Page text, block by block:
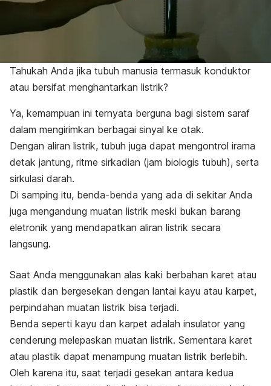
Tahukah Anda jika tubuh manusia termasuk konduktor
atau bersifat menghantarkan listrik?
Ya, kemampuan ini ternyata berguna bagi sistem saraf
dalam mengirimkan berbagai sinyal ke otak.
Dengan aliran listrik, tubuh juga dapat mengontrol irama
detak jantung, ritme sirkadian (jam biologis tubuh), serta
sirkulasi darah.
Di samping itu, benda-benda yang ada di sekitar Anda
juga mengandung muatan listrik meski bukan barang
eletronik yang mendapatkan aliran listrik secara
langsung.
Saat Anda menggunakan alas kaki berbahan karet atau
plastik dan bergesekan dengan lantai kayu atau karpet,
perpindahan muatan listrik bisa terjadi.
Benda seperti kayu dan karpet adalah insulator yang
cenderung melepaskan muatan listrik. Sementara karet
atau plastik dapat menampung muatan listrik berlebih.
Oleh karena itu, saat terjadi gesekan antara kedua